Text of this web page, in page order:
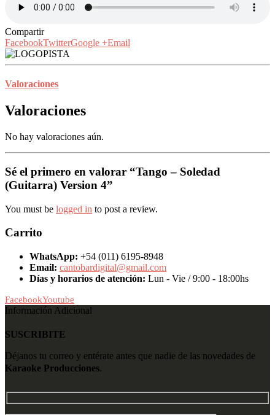
Compartir
FacebookTwitterGoogle +Email
Valoraciones
Valoraciones
No hay valoraciones aún.
Sé el primero en valorar “Tango – Soledad
(Guitarra) Version 4”
You must be logged in to post a review.
Carrito
WhatsApp: +54 (011) 6195-8948
Email: cantobardigital@gmail.com
Días y horarios de atención: Lun - Vie / 9:00 - 18:00hs
FacebookYoutube
Información Adicional
SUSCRIBITE
Déjanos tu correo y entérate antes que nadie de las novedades de
Karaoke Producciones.